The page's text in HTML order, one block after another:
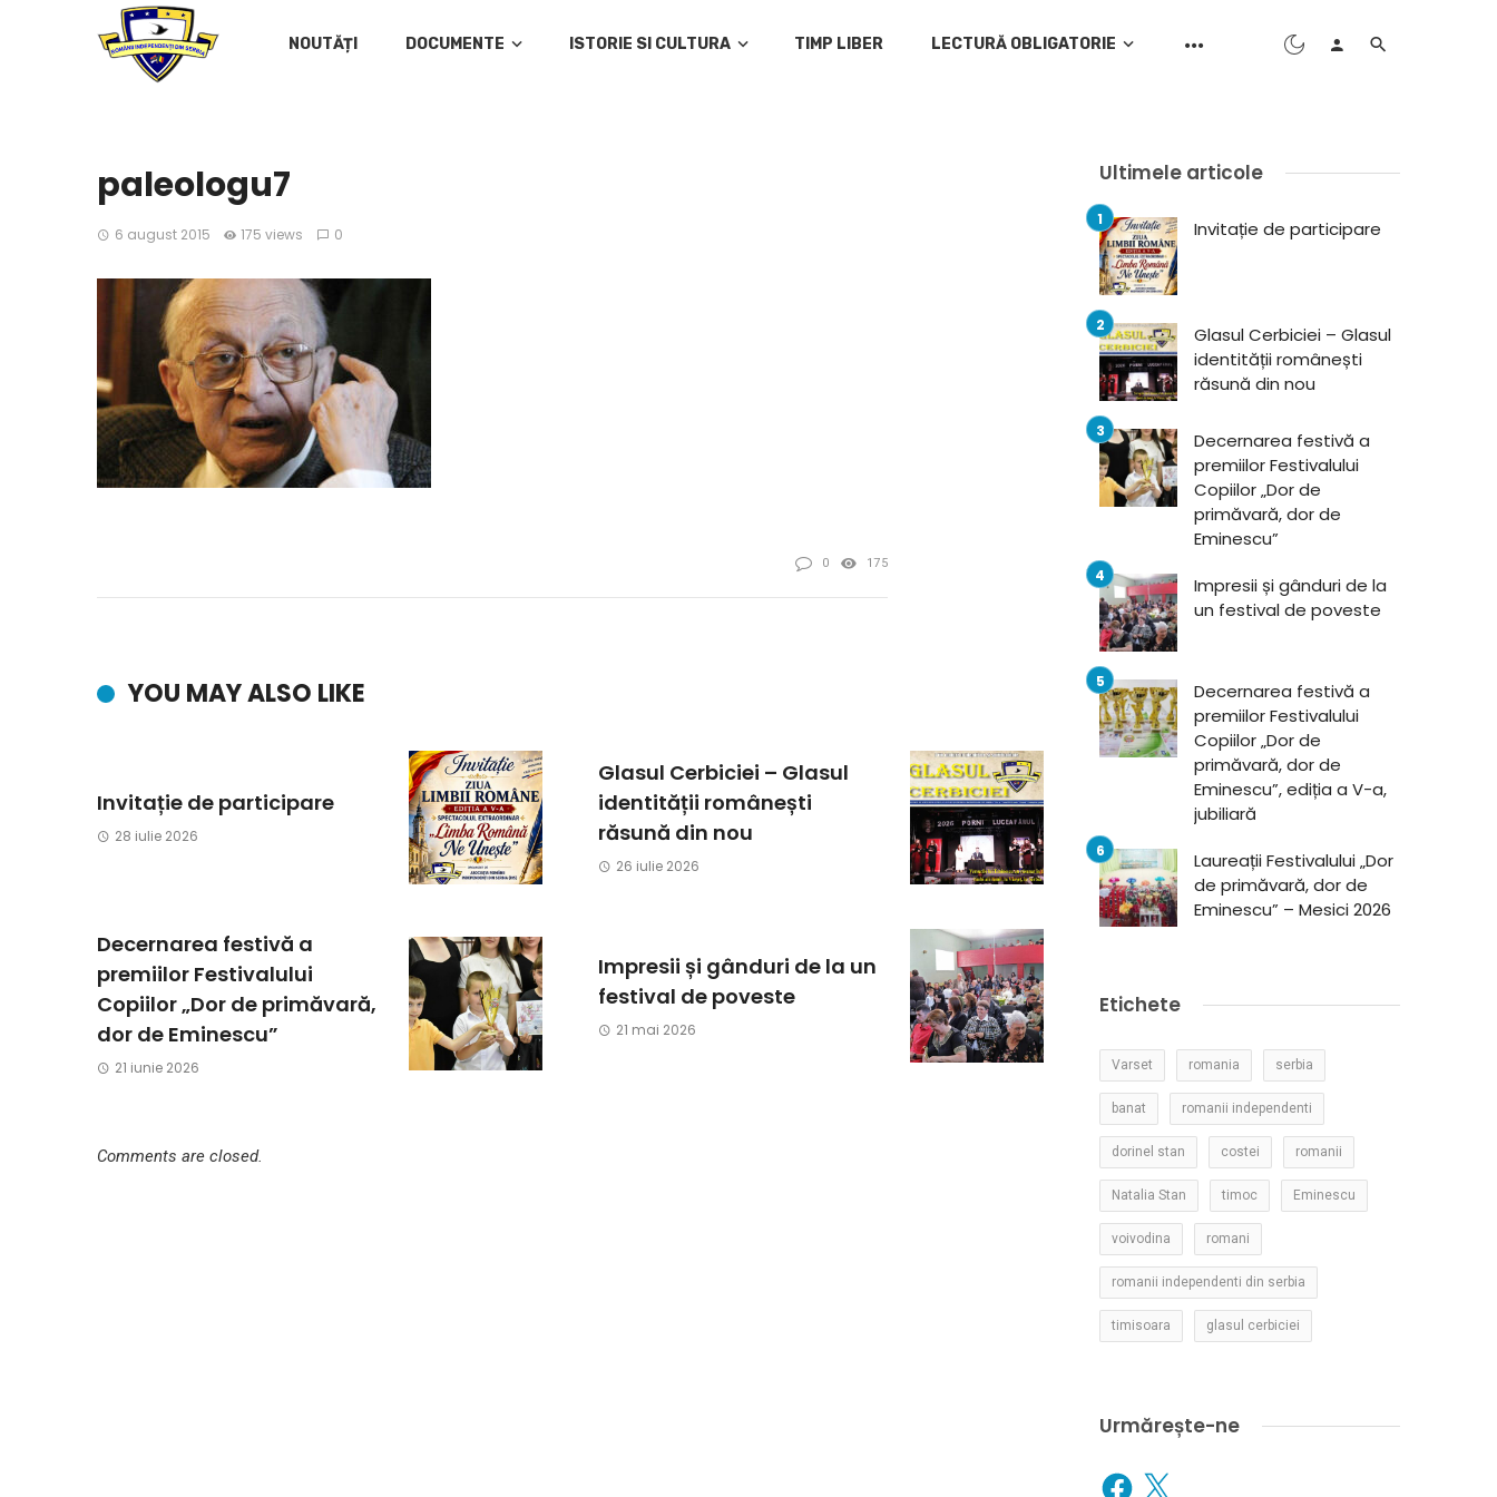
NOUTĂȚI DOCUMENTE ISTORIE SI CULTURA TIMP LIBER LECTURĂ OBLIGATORIE
paleologu7
6 august 2015 175 views 0
0 175
YOU MAY ALSO LIKE
Invitație de participare
28 iulie 2026
Glasul Cerbiciei – Glasul
identității românești
răsună din nou
26 iulie 2026
Decernarea festivă a
premiilor Festivalului
Copiilor „Dor de primăvară,
dor de Eminescu”
21 iunie 2026
Impresii și gânduri de la un
festival de poveste
21 mai 2026
Comments are closed.
Ultimele articole
Invitație de participare
Glasul Cerbiciei – Glasul
identității românești
răsună din nou
Decernarea festivă a
premiilor Festivalului
Copiilor „Dor de
primăvară, dor de
Eminescu”
Impresii și gânduri de la
un festival de poveste
Decernarea festivă a
premiilor Festivalului
Copiilor „Dor de
primăvară, dor de
Eminescu”, ediția a V-a,
jubiliară
Laureații Festivalului „Dor
de primăvară, dor de
Eminescu” – Mesici 2026
Etichete
Varset romania serbia
banat romanii independenti
dorinel stan costei romanii
Natalia Stan timoc Eminescu
voivodina romani
romanii independenti din serbia
timisoara glasul cerbiciei
Urmărește-ne
Facebook
X